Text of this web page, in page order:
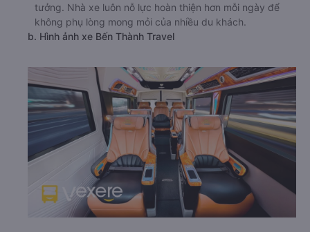
tưởng. Nhà xe luôn nỗ lực hoàn thiện hơn mỗi ngày để
không phụ lòng mong mỏi của nhiều du khách.
b. Hình ảnh xe Bến Thành Travel